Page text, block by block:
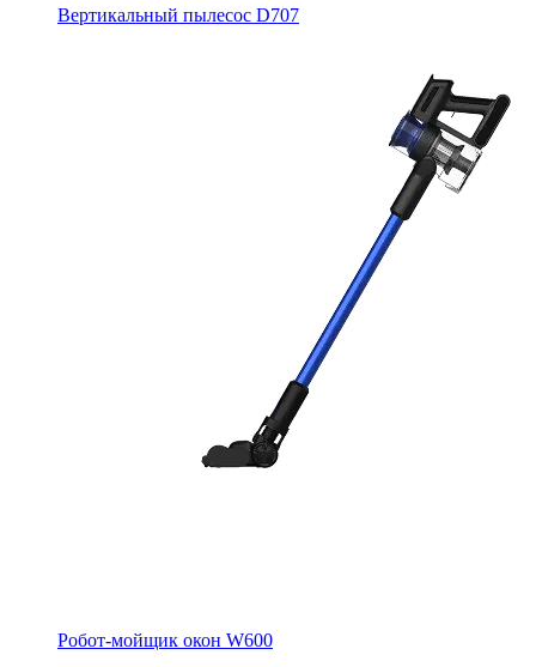
Вертикальный пылесос D707
Робот-мойщик окон W600